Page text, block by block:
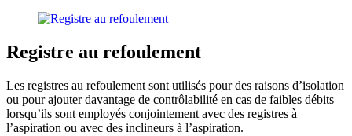
Registre au refoulement
Les registres au refoulement sont utilisés pour des raisons d’isolation
ou pour ajouter davantage de contrôlabilité en cas de faibles débits
lorsqu’ils sont employés conjointement avec des registres à
l’aspiration ou avec des inclineurs à l’aspiration.